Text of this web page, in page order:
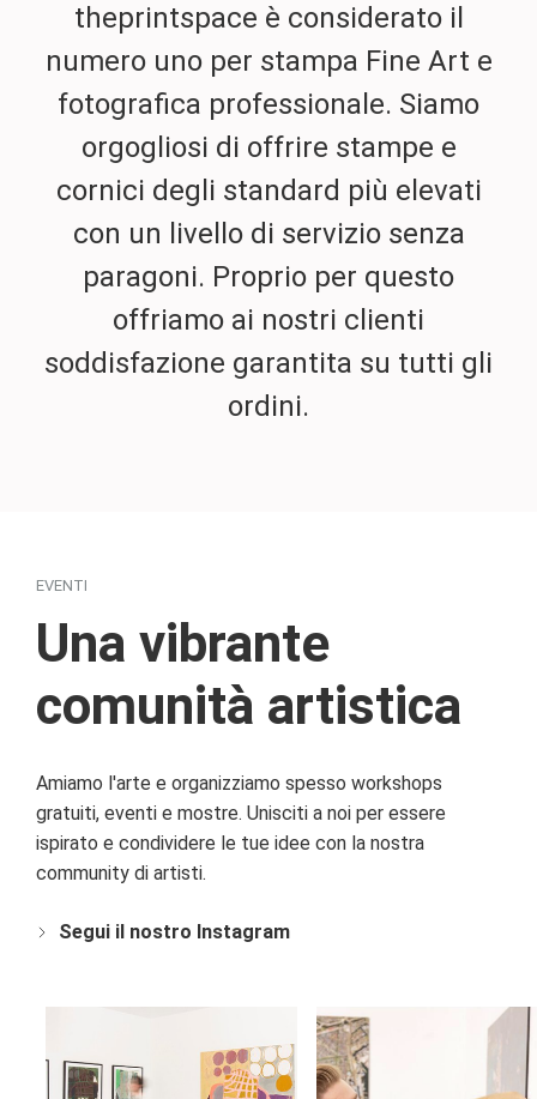
theprintspace è considerato il
numero uno per stampa Fine Art e
fotografica professionale. Siamo
orgogliosi di offrire stampe e
cornici degli standard più elevati
con un livello di servizio senza
paragoni. Proprio per questo
offriamo ai nostri clienti
soddisfazione garantita su tutti gli
ordini.
EVENTI
Una vibrante
comunità artistica
Amiamo l'arte e organizziamo spesso workshops
gratuiti, eventi e mostre. Unisciti a noi per essere
ispirato e condividere le tue idee con la nostra
community di artisti.
Segui il nostro Instagram